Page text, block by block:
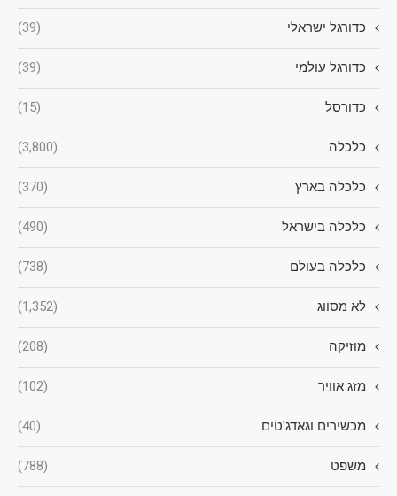
כדורגל ישראלי (39)
כדורגל עולמי (39)
כדורסל (15)
כלכלה (3,800)
כלכלה בארץ (370)
כלכלה בישראל (490)
כלכלה בעולם (738)
לא מסווג (1,352)
מוזיקה (208)
מזג אוויר (102)
מכשירים וגאדג'טים (40)
משפט (788)